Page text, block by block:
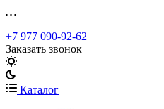
+7 977 090-92-62
Заказать звонок
Каталог